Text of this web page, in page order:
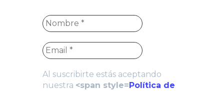
Al suscribirte estás aceptando
nuestra <span style= Política de